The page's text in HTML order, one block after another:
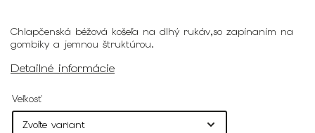
Chlapčenská béžová košeľa na dlhý rukáv,so zapínaním na
gombíky a jemnou štruktúrou.
Detailné informácie
Veľkosť